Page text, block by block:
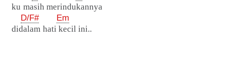
ku masih merindukannya
D/F#
Em
didalam hati kecil ini..